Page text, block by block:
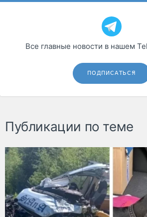
Все главные новости в нашем
ПОДПИСАТЬСЯ
Публикации по теме